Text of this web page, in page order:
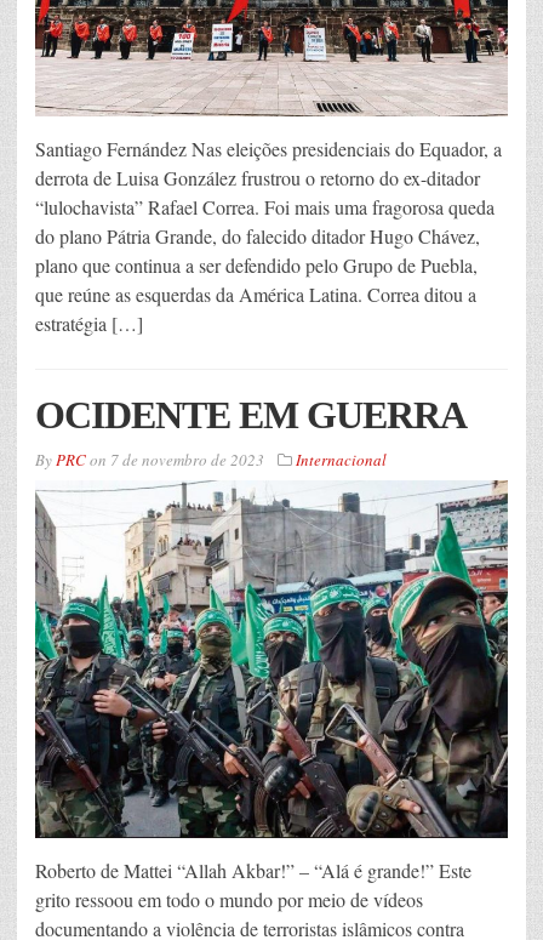
Santiago Fernández Nas eleições presidenciais do Equador, a
derrota de Luisa González frustrou o retorno do ex-ditador
“lulochavista” Rafael Correa. Foi mais uma fragorosa queda
do plano Pátria Grande, do falecido ditador Hugo Chávez,
plano que continua a ser defendido pelo Grupo de Puebla,
que reúne as esquerdas da América Latina. Correa ditou a
estratégia […]
OCIDENTE EM GUERRA
ByPRCon 7 de novembro de 2023 Internacional
Roberto de Mattei “Allah Akbar!” – “Alá é grande!” Este
grito ressoou em todo o mundo por meio de vídeos
documentando a violência de terroristas islâmicos contra